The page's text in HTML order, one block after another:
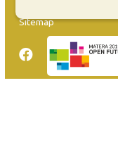
Sitemap